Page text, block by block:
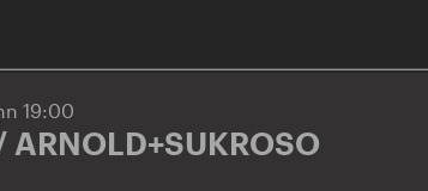
19:00
ARNOLD+SUKROSO